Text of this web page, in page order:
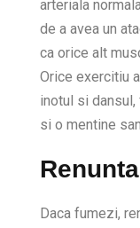
arteriala
de a avea un
ca orice alt
Orice exercitiu
inotul si
si o mentine
Daca fumezi,